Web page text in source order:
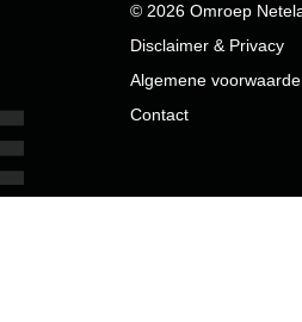
© 2026 Omroep
Disclaimer & Privacy
Algemene
Contact